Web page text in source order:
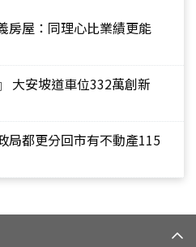
屋：同理心比業績更能
大安坡道車位332萬創新
局都更分回市有不動產115